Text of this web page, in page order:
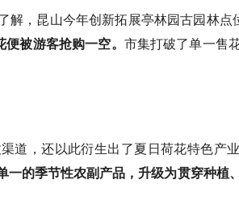
解，昆山今年创新拓展亭林园古园林点
便被游客抢购一空。 市集打破了单一售
道，还以此衍生出了夏日荷花特色产
一的季节性农副产品，升级为贯穿种植